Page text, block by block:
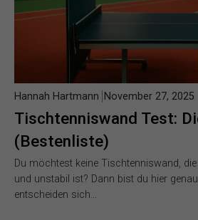
Tischtenniswand Test:
(Bestenliste)
Hannah Hartmann November 27, 2025
Du möchtest keine Tischtenniswand,
und unstabil ist? Dann bist du hier
entscheiden sich…